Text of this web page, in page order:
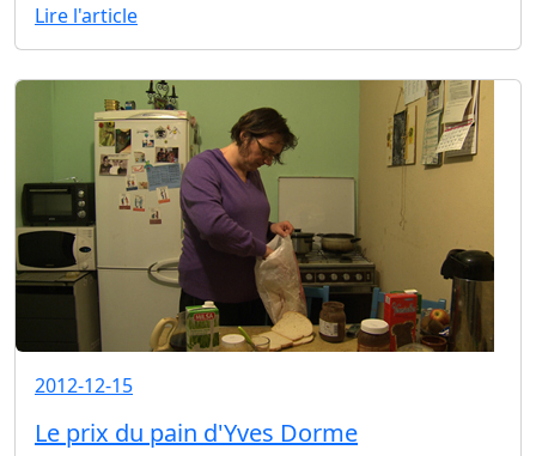
Lire l'article
2012-12-15
Le prix du pain d'Yves Dorme